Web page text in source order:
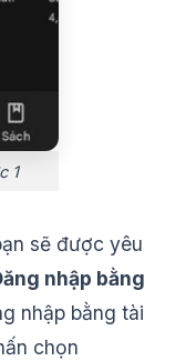
1
sẽ được yêu
nhập bằng
nhập bằng tài
chọn